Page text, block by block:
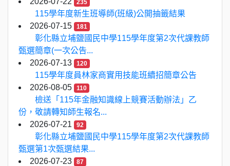
235
115學年度新生班導師(班級)公開抽籤結果
2026-07-15
181
彰化縣立埔鹽國民中學115學年度第2次代課教師
甄選簡章(一次公告...
2026-07-13
120
115學年度員林家商實用技能班續招簡章公告
2026-08-05
110
檢送「115年金融知識線上競賽活動辦法」乙
份，敬請轉知師生報名...
2026-07-21
92
彰化縣立埔鹽國民中學115學年度第2次代課教師
甄選第1次甄選結果...
2026-07-23
87